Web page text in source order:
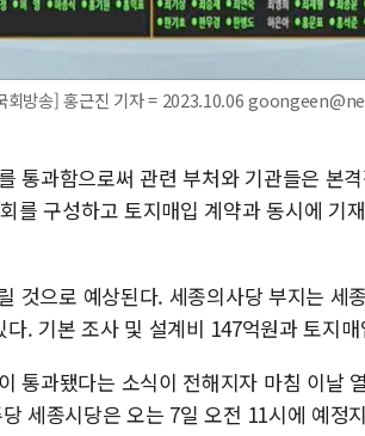
회방송] 홍근진 기자 = 2023.10.06
통과함으로써 관련 부처와 기관들은 본
를 구성하고 토지매입 계약과 동시에 기
것으로 예상된다. 세종의사당 부지는 세
. 기본 조사 및 설계비 147억원과 토지
통과됐다는 소식이 전해지자 마침 이날
세종시당은 오는 7일 오전 11시에 예정